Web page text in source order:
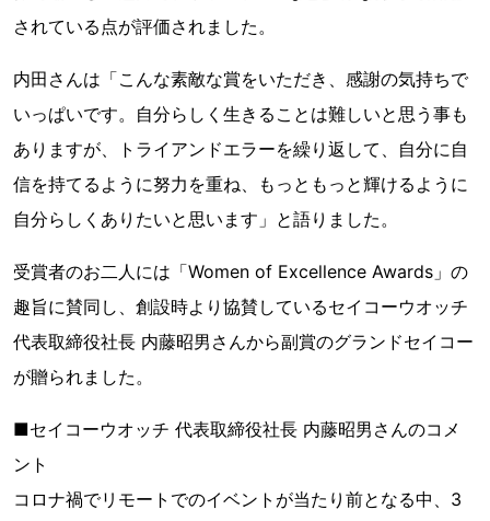
されている点が評価されました。
内田さんは「こんな素敵な賞をいただき、感謝の気持ちで
いっぱいです。自分らしく生きることは難しいと思う事も
ありますが、トライアンドエラーを繰り返して、自分に自
信を持てるように努力を重ね、もっともっと輝けるように
自分らしくありたいと思います」と語りました。
受賞者のお二人には「Women of Excellence Awards」の
趣旨に賛同し、創設時より協賛しているセイコーウオッチ
代表取締役社長 内藤昭男さんから副賞のグランドセイコー
が贈られました。
■セイコーウオッチ 代表取締役社長 内藤昭男さんのコメ
ント
コロナ禍でリモートでのイベントが当たり前となる中、3